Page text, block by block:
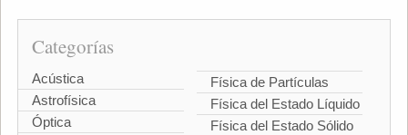
Categorías
Acústica
Astrofísica
Óptica
Física de Partículas
Física del Estado Líquido
Física del Estado Sólido